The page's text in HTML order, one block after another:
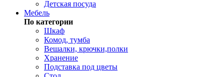
Детская посуда
Мебель
По категории
Шкаф
Комод, тумба
Вешалки, крючки,полки
Хранение
Подставка под цветы